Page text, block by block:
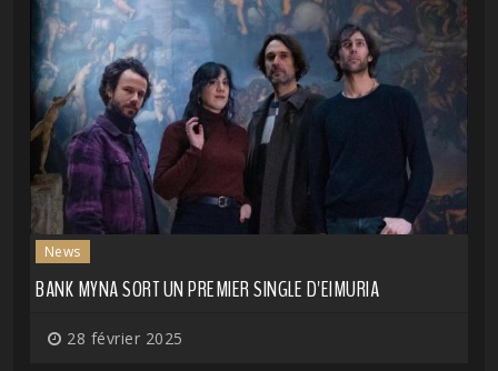
News
BANK MYNA SORT UN PREMIER SINGLE D'EIMURIA
28 février 2025